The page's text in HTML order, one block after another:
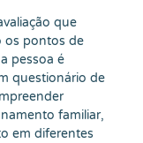
que
os pontos de
pessoa é
questionário de
familiar,
em diferentes